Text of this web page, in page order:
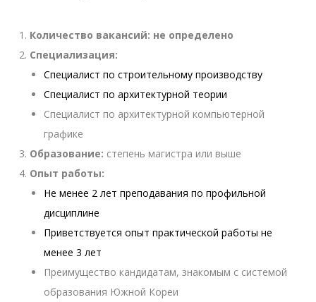
Количество вакансий: не определено
Специализация:
Специалист по строительному производству
Специалист по архитектурной теории
Специалист по архитектурной компьютерной
графике
Образование: степень магистра или выше
Опыт работы:
Не менее 2 лет преподавания по профильной
дисциплине
Приветствуется опыт практической работы не
менее 3 лет
Преимущество кандидатам, знакомым с системой
образования Южной Кореи